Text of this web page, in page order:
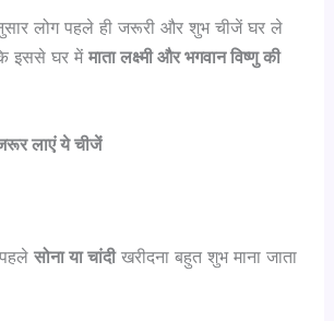
लोग पहले ही जरूरी और शुभ चीजें घर ले
इससे घर मेंमाता लक्ष्मी और भगवान विष्णु की
लाएं ये चीजें
सोना या चांदीखरीदना बहुत शुभ माना जाता